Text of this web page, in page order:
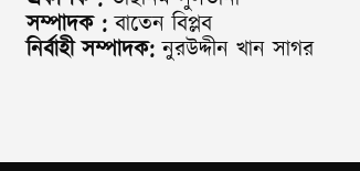
সম্পাদক : বাতেন বিপ্লব
নির্বাহী সম্পাদক: নুরউদ্দীন খান সাগর